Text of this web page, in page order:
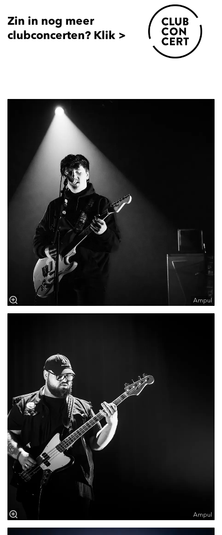
Zin in nog meer
clubconcerten? Klik >
Ampul
Ampul